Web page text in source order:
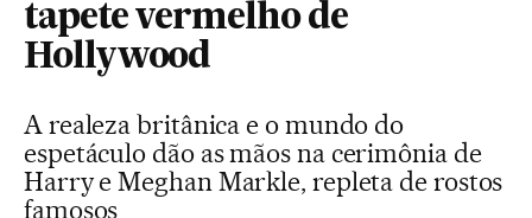
tapete vermelho de
Hollywood
A realeza britânica e o mundo do
espetáculo dão as mãos na cerimônia de
Harry e Meghan Markle, repleta de rostos
famosos